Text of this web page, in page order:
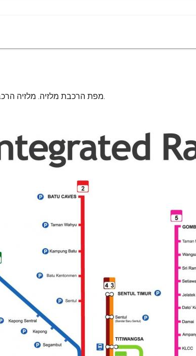
מפת הרכבת מלזיה. מלזיה הרכבת המפה (מלזיה) כדי להדפיס. מלזיה הרכבת המפה (מלזיה) להורדה.